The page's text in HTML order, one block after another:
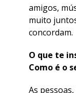
amigos,
muito
concordam.
O que te
Como é o
As